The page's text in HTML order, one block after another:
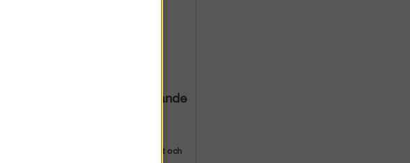
Zarges Z600 Anliggande
Yttre bredd: 420mmVäldigt lätt och